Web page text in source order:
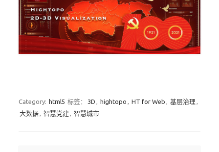
Category: html5 标签： 3D hightopo HT for Web 基层治理
大数据
智慧党建 智慧城市